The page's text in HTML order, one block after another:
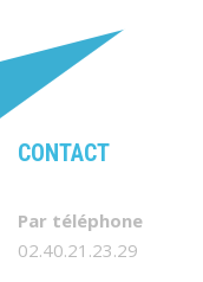
CONTACT
Par téléphone
02.40.21.23.29